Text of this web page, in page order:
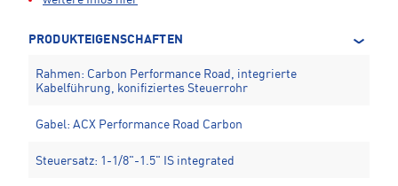
PRODUKTEIGENSCHAFTEN
Rahmen: Carbon Performance Road, integrierte
Kabelführung, konifiziertes Steuerrohr
Gabel: ACX Performance Road Carbon
Steuersatz: 1-1/8"-1.5" IS integrated